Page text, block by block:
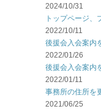
2024/10/31
トップページ、
2022/10/11
後援会入会案内
2022/01/26
後援会入会案内
2022/01/11
事務所の住所を
2021/06/25